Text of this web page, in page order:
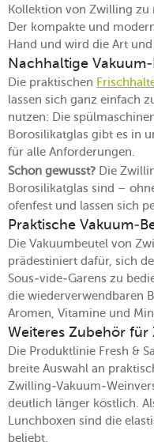
Kollektion von Zwilling zu
Der kompakte und
Hand und wird die Art
Nachhaltige
Die praktischen
lassen sich ganz einfach
nutzen: Die
Borosilikatglas gibt es in
für alle Anforderungen.
Schon gewusst? Die
Borosilikatglas sind –
ofenfest und lassen sich
Praktische Vakuum-
Die Vakuumbeutel von
prädestiniert dafür, sich
Sous-vide-Garens zu
die wiederverwendbaren
Aromen, Vitamine und
Weiteres Zubehör für
Die Produktlinie Fresh &
breite Auswahl an
Zwilling-Vakuum-
deutlich länger köstlich.
Lunchboxen sind die
beliebt.